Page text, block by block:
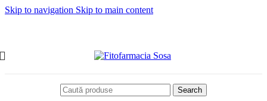
Skip to navigation Skip to main content
Search